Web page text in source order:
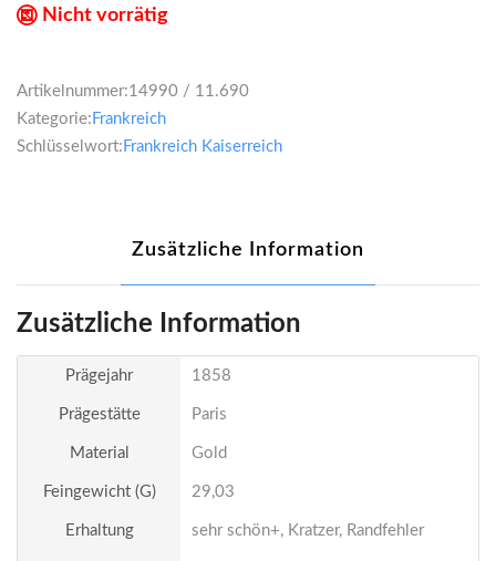
Nicht vorrätig
Artikelnummer:14990 / 11.690
Kategorie: Frankreich
Schlüsselwort: Frankreich Kaiserreich
Zusätzliche Information
Zusätzliche Information
Prägejahr 1858
Prägestätte Paris
Material Gold
Feingewicht (g) 29,03
Erhaltung sehr schön+, Kratzer, Randfehler